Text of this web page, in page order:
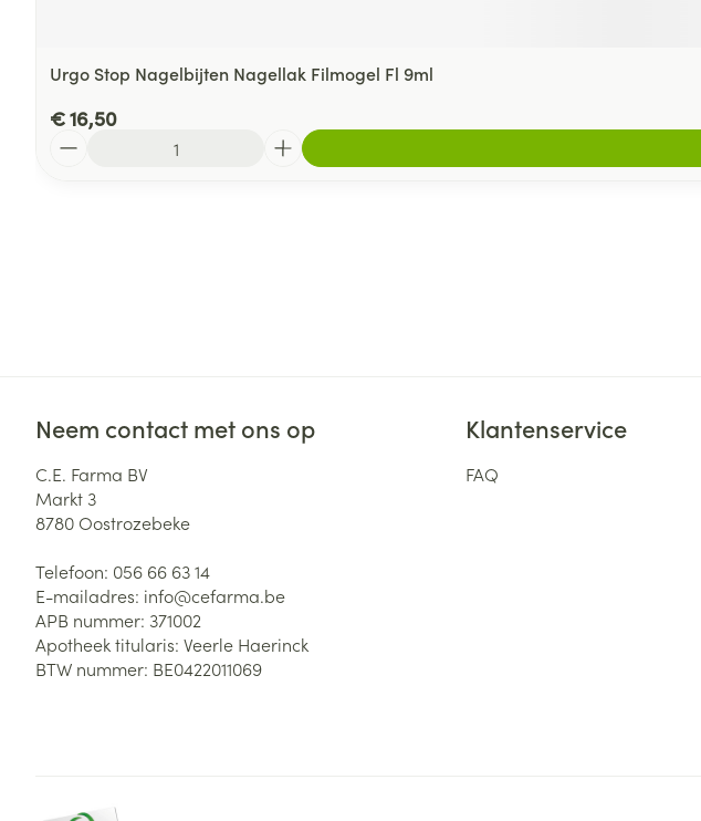
Urgo Stop Nagelbijten Nagellak Filmogel Fl 9ml
€ 16,50
Neem contact met ons op
C.E. Farma BV
Markt 3
8780Oostrozebeke
Telefoon: 056 66 63 14
E-mailadres: info@cefarma.be
APB nummer: 371002
Apotheek titularis: Veerle Haerinck
BTW nummer: BE0422011069
Klantenservice
FAQ